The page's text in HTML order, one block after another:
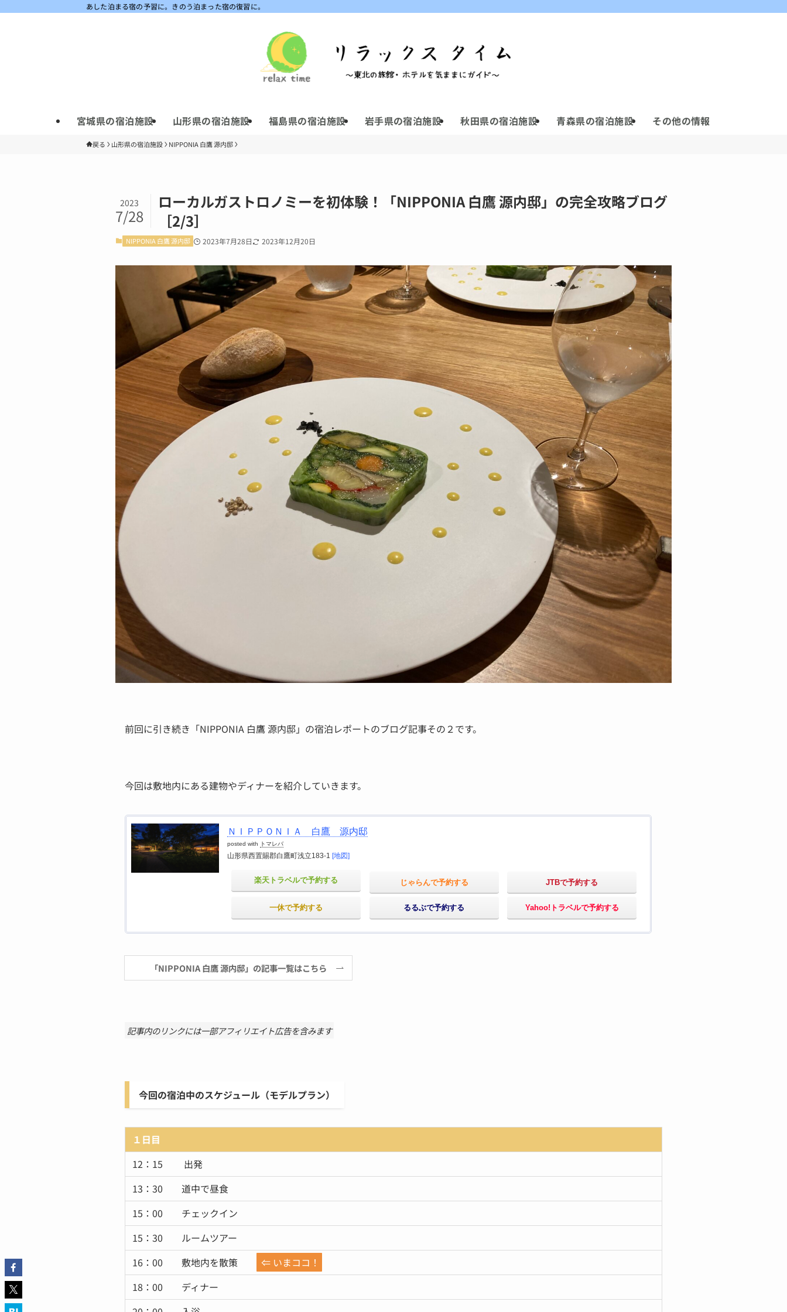
あした泊まる宿の予習に。きのう泊まった宿の復習に。
宮城県の宿泊施設 山形県の宿泊施設 福島県の宿泊施設 岩手県の宿泊施設 秋田県の宿泊施設 青森県の宿泊施設 その他の情報
戻る 山形県の宿泊施設 NIPPONIA 白鷹 源内邸
ローカルガストロノミーを初体験！「NIPPONIA 白鷹 源内邸」の完全攻略ブログ
［2/3］
2023
7/28
NIPPONIA 白鷹 源内邸 2023年7月28日 2023年12月20日
前回に引き続き「NIPPONIA 白鷹 源内邸」の宿泊レポートのブログ記事その２です。
今回は敷地内にある建物やディナーを紹介していきます。
ＮＩＰＰＯＮＩＡ 白鷹 源内邸
posted with トマレバ
山形県西置賜郡白鷹町浅立183-1 [地図]
楽天トラベルで予約する じゃらんで予約する JTBで予約する
一休で予約する るるぶで予約する Yahoo!トラベルで予約する
「NIPPONIA 白鷹 源内邸」の記事一覧はこちら
記事内のリンクには一部アフィリエイト広告を含みます
今回の宿泊中のスケジュール（モデルプラン）
１日目
12：15 出発
13：30 道中で昼食
15：00 チェックイン
15：30 ルームツアー
16：00 敷地内を散策
⇐ いまココ！
18：00 ディナー